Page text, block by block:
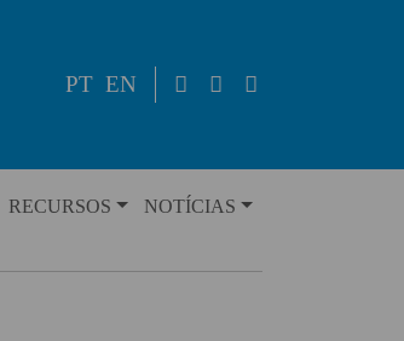
PT EN
RECURSOS NOTÍCIAS